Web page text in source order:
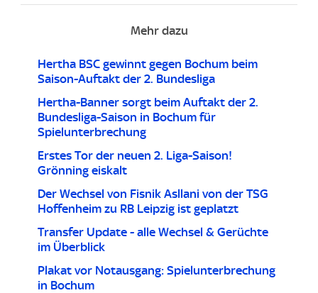
Mehr dazu
Hertha BSC gewinnt gegen Bochum beim
Saison-Auftakt der 2. Bundesliga
Hertha-Banner sorgt beim Auftakt der 2.
Bundesliga-Saison in Bochum für
Spielunterbrechung
Erstes Tor der neuen 2. Liga-Saison!
Grönning eiskalt
Der Wechsel von Fisnik Asllani von der TSG
Hoffenheim zu RB Leipzig ist geplatzt
Transfer Update - alle Wechsel & Gerüchte
im Überblick
Plakat vor Notausgang: Spielunterbrechung
in Bochum